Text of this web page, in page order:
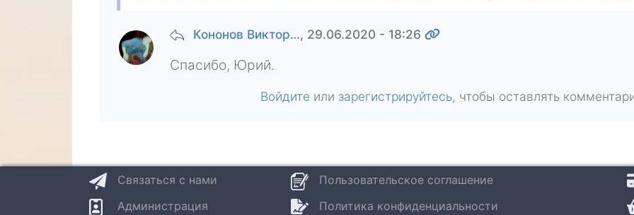
Кононов Виктор…, 29.06.2020 - 18:26
Спасибо, Юрий.
Войдите или зарегистрируйтесь, чтобы оставлять
Связаться с нами
Администрация
Пользовательское соглашение
Политика конфиденциальности